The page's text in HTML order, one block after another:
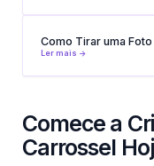
Como Tirar uma
Ler mais ->
Comece a
Carrossel